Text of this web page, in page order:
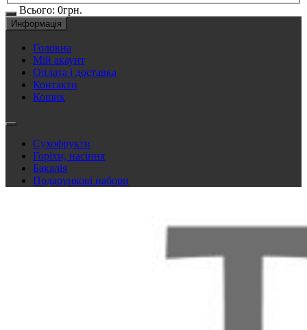
Всього: 0грн.
Информація
Головна
Мій акаунт
Оплата і доставка
Контакти
Кошик
Сухофрукти
Горіхи, насіння
Бакалія
Подарункові набори